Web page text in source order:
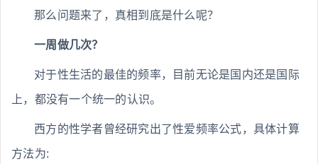
那么问题来了，真相到底是什么呢？
一周做几次？
对于性生活的最佳的频率，目前无论是国内还是国际
上，都没有一个统一的认识。
西方的性学者曾经研究出了性爱频率公式，具体计算
方法为: